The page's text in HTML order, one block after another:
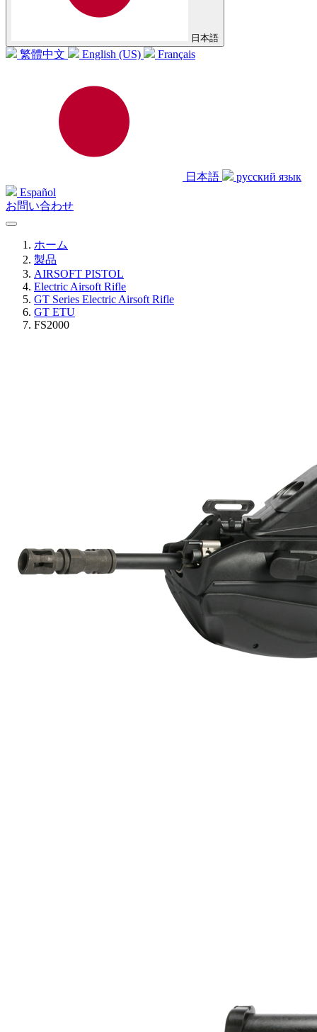
日本語
繁體中文 English (US) Français
日本語
русский язык
Español
お問い合わせ
ホーム
製品
AIRSOFT PISTOL
Electric Airsoft Rifle
GT Series Electric Airsoft Rifle
GT ETU
FS2000